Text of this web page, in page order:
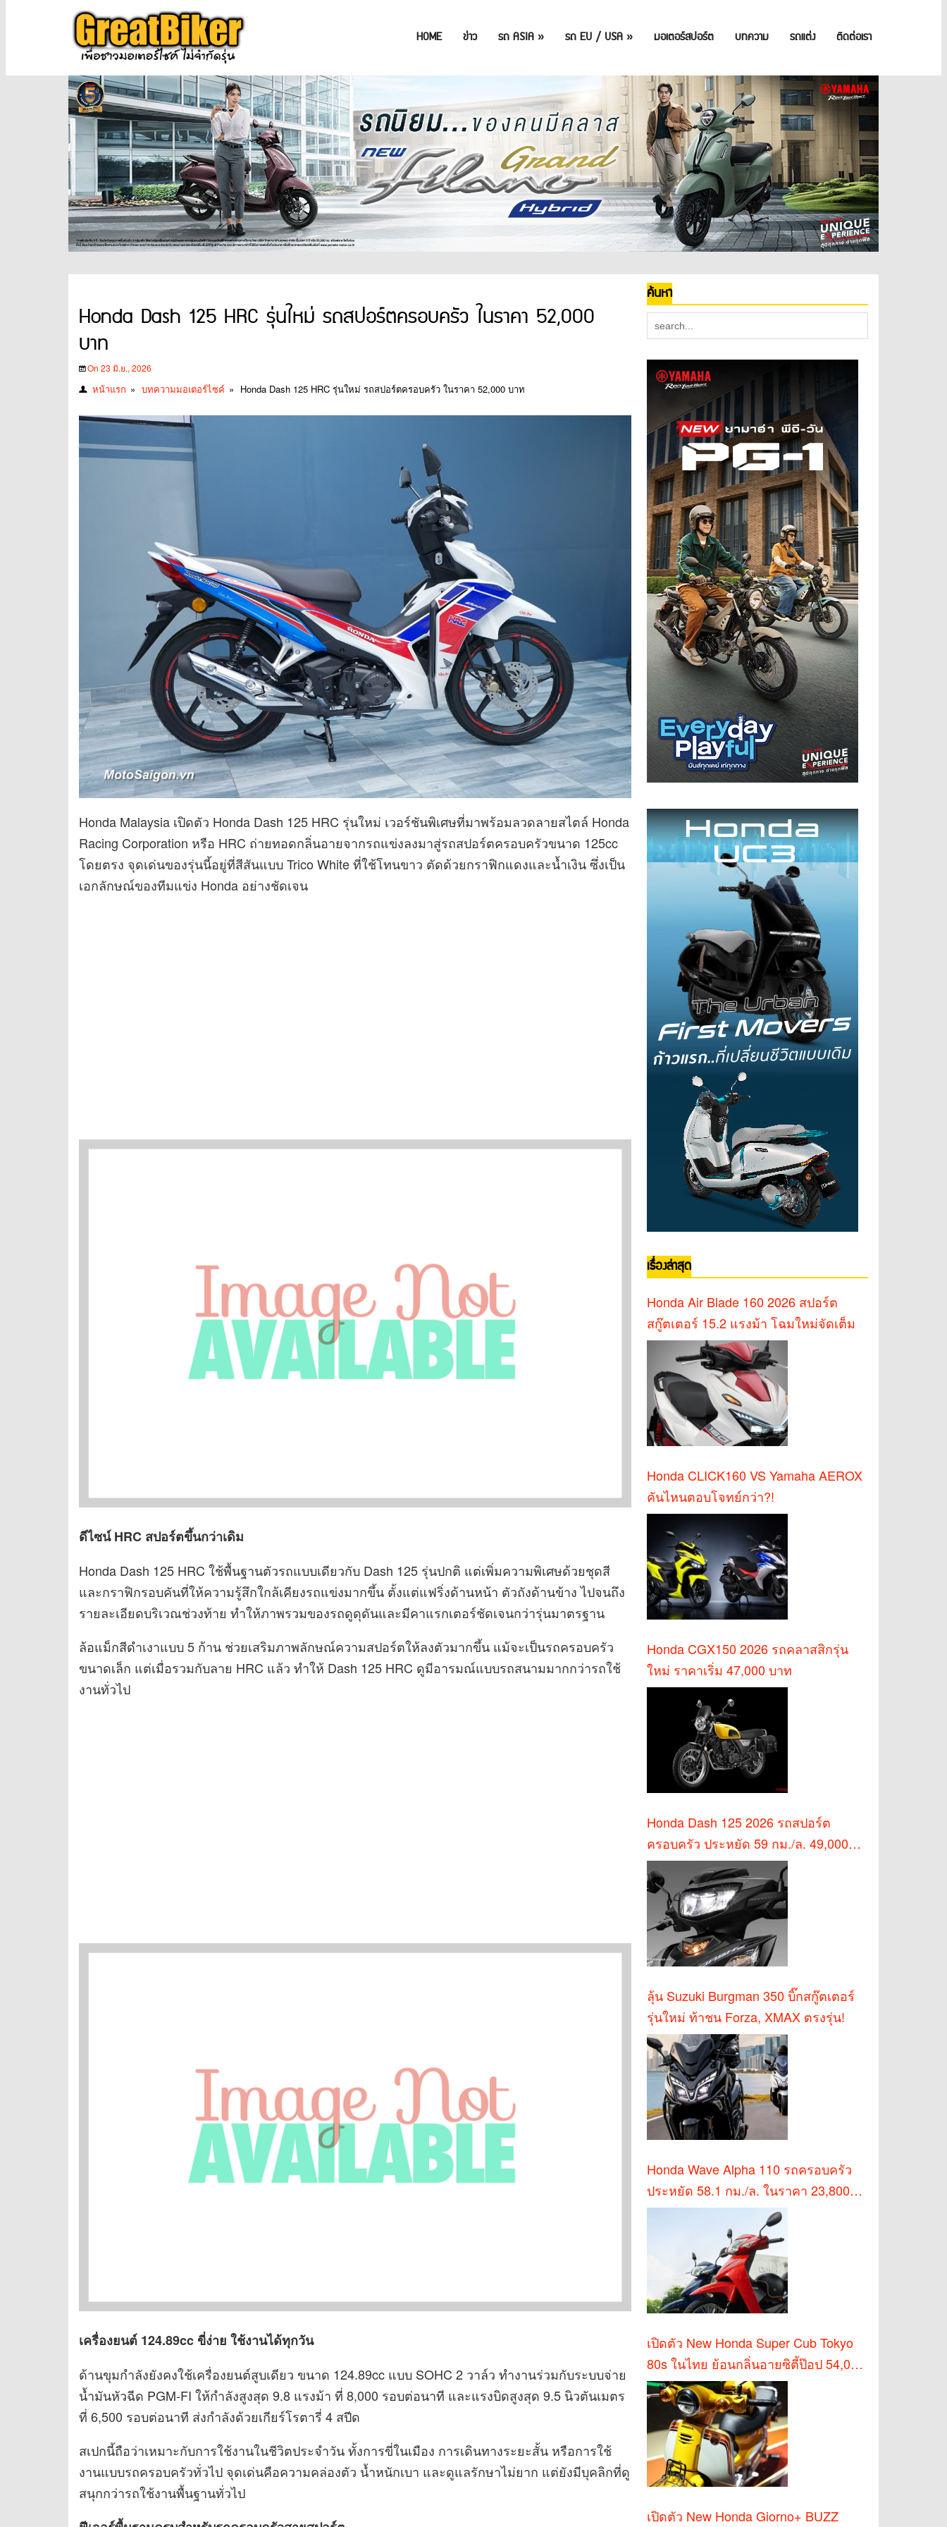
HOME ข่าว รถ ASIA » รถ EU / USA » มอเตอร์สปอร์ต บทความ รถแต่ง ติดต่อเรา
Honda Dash 125 HRC รุ่นใหม่ รถสปอร์ตครอบครัว ในราคา 52,000
บาท
On 23 มิ.ย., 2026
หน้าแรก » บทความมอเตอร์ไซค์ » Honda Dash 125 HRC รุ่นใหม่ รถสปอร์ตครอบครัว ในราคา 52,000 บาท
Honda Malaysia เปิดตัว Honda Dash 125 HRC รุ่นใหม่ เวอร์ชันพิเศษที่มาพร้อมลวดลายสไตล์ Honda
Racing Corporation หรือ HRC ถ่ายทอดกลิ่นอายจากรถแข่งลงมาสู่รถสปอร์ตครอบครัวขนาด 125cc
โดยตรง จุดเด่นของรุ่นนี้อยู่ที่สีสันแบบ Trico White ที่ใช้โทนขาว ตัดด้วยกราฟิกแดงและน้ำเงิน ซึ่งเป็น
เอกลักษณ์ของทีมแข่ง Honda อย่างชัดเจน
ดีไซน์ HRC สปอร์ตขึ้นกว่าเดิม
Honda Dash 125 HRC ใช้พื้นฐานตัวรถแบบเดียวกับ Dash 125 รุ่นปกติ แต่เพิ่มความพิเศษด้วยชุดสี
และกราฟิกรอบคันที่ให้ความรู้สึกใกล้เคียงรถแข่งมากขึ้น ตั้งแต่แฟริ่งด้านหน้า ตัวถังด้านข้าง ไปจนถึง
รายละเอียดบริเวณช่วงท้าย ทำให้ภาพรวมของรถดูดุดันและมีคาแรกเตอร์ชัดเจนกว่ารุ่นมาตรฐาน
ล้อแม็กสีดำเงาแบบ 5 ก้าน ช่วยเสริมภาพลักษณ์ความสปอร์ตให้ลงตัวมากขึ้น แม้จะเป็นรถครอบครัว
ขนาดเล็ก แต่เมื่อรวมกับลาย HRC แล้ว ทำให้ Dash 125 HRC ดูมีอารมณ์แบบรถสนามมากกว่ารถใช้
งานทั่วไป
เครื่องยนต์ 124.89cc ขี่ง่าย ใช้งานได้ทุกวัน
ด้านขุมกำลังยังคงใช้เครื่องยนต์สูบเดียว ขนาด 124.89cc แบบ SOHC 2 วาล์ว ทำงานร่วมกับระบบจ่าย
น้ำมันหัวฉีด PGM-FI ให้กำลังสูงสุด 9.8 แรงม้า ที่ 8,000 รอบต่อนาที และแรงบิดสูงสุด 9.5 นิวตันเมตร
ที่ 6,500 รอบต่อนาที ส่งกำลังด้วยเกียร์โรตารี่ 4 สปีด
สเปกนี้ถือว่าเหมาะกับการใช้งานในชีวิตประจำวัน ทั้งการขี่ในเมือง การเดินทางระยะสั้น หรือการใช้
งานแบบรถครอบครัวทั่วไป จุดเด่นคือความคล่องตัว น้ำหนักเบา และดูแลรักษาไม่ยาก แต่ยังมีบุคลิกที่ดู
สนุกกว่ารถใช้งานพื้นฐานทั่วไป
ค้นหา
เรื่องล่าสุด
Honda Air Blade 160 2026 สปอร์ต
สกู๊ตเตอร์ 15.2 แรงม้า โฉมใหม่จัดเต็ม
Honda CLICK160 VS Yamaha AEROX
คันไหนตอบโจทย์กว่า?!
Honda CGX150 2026 รถคลาสสิกรุ่น
ใหม่ ราคาเริ่ม 47,000 บาท
Honda Dash 125 2026 รถสปอร์ต
ครอบครัว ประหยัด 59 กม./ล. 49,000
บาท
ลุ้น Suzuki Burgman 350 บิ๊กสกู๊ตเตอร์
รุ่นใหม่ ท้าชน Forza, XMAX ตรงรุ่น!
Honda Wave Alpha 110 รถครอบครัว
ประหยัด 58.1 กม./ล. ในราคา 23,800
บาท
เปิดตัว New Honda Super Cub Tokyo
80s ในไทย ย้อนกลิ่นอายซิตี้ป๊อป 54,000
บาท
เปิดตัว New Honda Giorno+ BUZZ